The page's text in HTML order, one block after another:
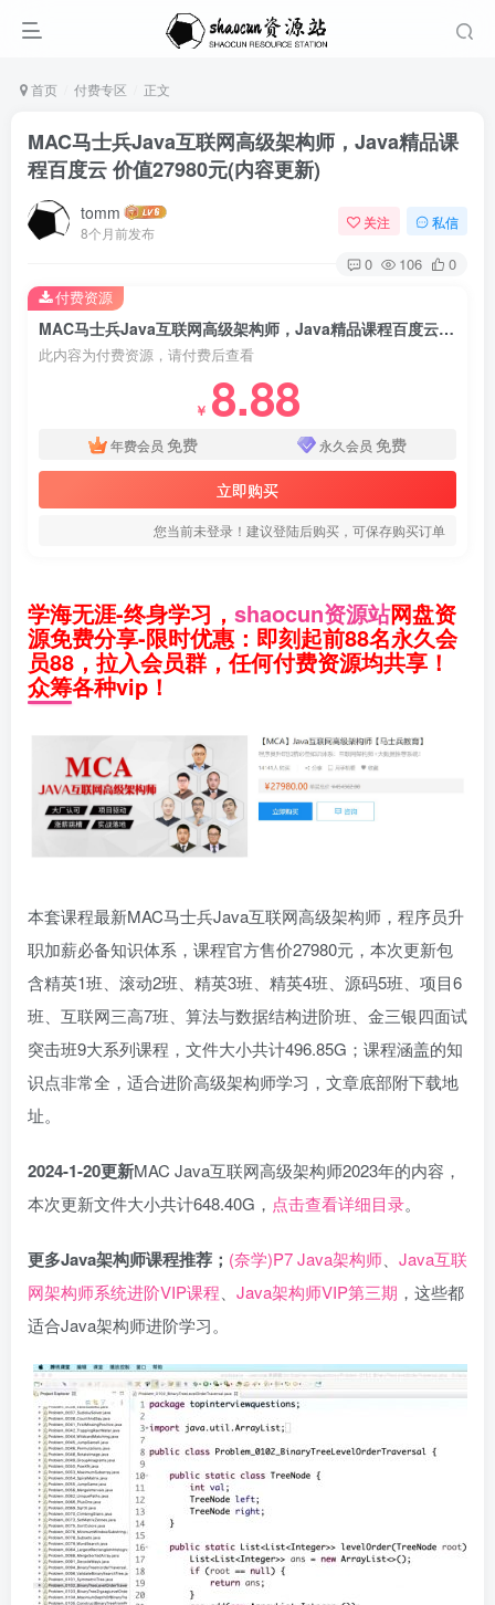
首页 付费专区 正文
MAC马士兵Java互联网高级架构师，Java精品课
程百度云 价值27980元(内容更新)
tomm
8个月前发布
关注 私信
0 106 0
MAC马士兵Java互联网高级架构师，Java精品课程百度云 价值27980元(内容更新)
此内容为付费资源，请付费后查看
￥ 8.88
年费会员 免费 永久会员 免费
立即购买
您当前未登录！建议登陆后购买，可保存购买订单
付费资源
学海无涯-终身学习， shaocun资源站网盘资
源免费分享-限时优惠：即刻起前88名永久会
员88，拉入会员群，任何付费资源均共享！
众筹各种vip！
本套课程最新MAC马士兵Java互联网高级架构师，程序员升
职加薪必备知识体系，课程官方售价27980元，本次更新包
含精英1班、滚动2班、精英3班、精英4班、源码5班、项目6
班、互联网三高7班、算法与数据结构进阶班、金三银四面试
突击班9大系列课程，文件大小共计496.85G；课程涵盖的知
识点非常全，适合进阶高级架构师学习，文章底部附下载地
址。
2024-1-20更新MAC Java互联网高级架构师2023年的内容，
本次更新文件大小共计648.40G， 点击查看详细目录。
更多Java架构师课程推荐； (奈学)P7 Java架构师、 Java互联
网架构师系统进阶VIP课程、 Java架构师VIP第三期 ，这些都
适合Java架构师进阶学习。